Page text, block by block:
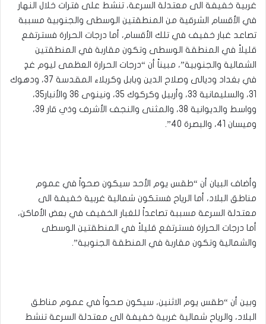
غربية خفيفة الى معتدلة السرعة، تنشط على فترات خلال النهار
في الأقسام الشرقية من المنطقتين الوسطى والجنوبية مسببة
تصاعد غبار خفيف في تلك الأقسام، أما درجات الحرارة فسترتفع
قليلاً في المنطقة الوسطى وتكون مقاربة في المنطقتين
الشمالية والجنوبية”، مبيناً أن “درجات الحرارة العظمى ليوم غدٍ
في بغداد وديالى وصلاح الدين وبابل وكربلاء المقدسة 37، ودهوك
31، والسليمانية 33، وأربيل وكركوك 35، ونينوى 36 والأنبار35،
وواسط والديوانية 38، والمثنى والنجف الأشرف وذي قار 39،
وميسان 41، والبصرة 40”.
وأضاف البيان أن “طقس يوم الأحد سيكون صحواً في عموم
مناطق البلاد، أما الرياح فستكون شمالية غربية خفيفة الى
معتدلة السرعة مسببة تصاعداً للغبار الخفيف في بعض الأماكن،
أما درجات الحرارة فسترتفع قليلاً في المنطقتين الوسطى
والشمالية وتكون مقاربة في المنطقة الجنوبية”.
وبين أن “طقس يوم الاثنين، سيكون صحواً في عموم مناطق
البلاد، والرياح شمالية غربية خفيفة الى معتدلة السرعة تنشط